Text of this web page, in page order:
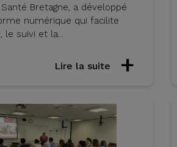
Bretagne, a développé
numérique qui facilite
le suivi et la...
Lire la suite